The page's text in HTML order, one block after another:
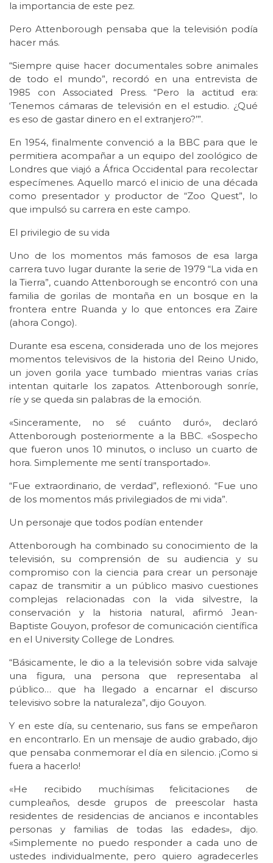
la importancia de este pez.
Pero Attenborough pensaba que la televisión podía
hacer más.
“Siempre quise hacer documentales sobre animales
de todo el mundo”, recordó en una entrevista de
1985 con Associated Press. “Pero la actitud era:
‘Tenemos cámaras de televisión en el estudio. ¿Qué
es eso de gastar dinero en el extranjero?’”.
En 1954, finalmente convenció a la BBC para que le
permitiera acompañar a un equipo del zoológico de
Londres que viajó a África Occidental para recolectar
especímenes. Aquello marcó el inicio de una década
como presentador y productor de “Zoo Quest”, lo
que impulsó su carrera en este campo.
El privilegio de su vida
Uno de los momentos más famosos de esa larga
carrera tuvo lugar durante la serie de 1979 “La vida en
la Tierra”, cuando Attenborough se encontró con una
familia de gorilas de montaña en un bosque en la
frontera entre Ruanda y lo que entonces era Zaire
(ahora Congo).
Durante esa escena, considerada uno de los mejores
momentos televisivos de la historia del Reino Unido,
un joven gorila yace tumbado mientras varias crías
intentan quitarle los zapatos. Attenborough sonríe,
ríe y se queda sin palabras de la emoción.
«Sinceramente, no sé cuánto duró», declaró
Attenborough posteriormente a la BBC. «Sospecho
que fueron unos 10 minutos, o incluso un cuarto de
hora. Simplemente me sentí transportado».
“Fue extraordinario, de verdad”, reflexionó. “Fue uno
de los momentos más privilegiados de mi vida”.
Un personaje que todos podían entender
Attenborough ha combinado su conocimiento de la
televisión, su comprensión de su audiencia y su
compromiso con la ciencia para crear un personaje
capaz de transmitir a un público masivo cuestiones
complejas relacionadas con la vida silvestre, la
conservación y la historia natural, afirmó Jean-
Baptiste Gouyon, profesor de comunicación científica
en el University College de Londres.
“Básicamente, le dio a la televisión sobre vida salvaje
una figura, una persona que representaba al
público… que ha llegado a encarnar el discurso
televisivo sobre la naturaleza”, dijo Gouyon.
Y en este día, su centenario, sus fans se empeñaron
en encontrarlo. En un mensaje de audio grabado, dijo
que pensaba conmemorar el día en silencio. ¡Como si
fuera a hacerlo!
«He recibido muchísimas felicitaciones de
cumpleaños, desde grupos de preescolar hasta
residentes de residencias de ancianos e incontables
personas y familias de todas las edades», dijo.
«Simplemente no puedo responder a cada uno de
ustedes individualmente, pero quiero agradecerles